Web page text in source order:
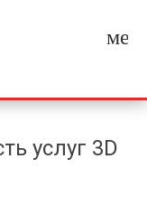
услуг 3D